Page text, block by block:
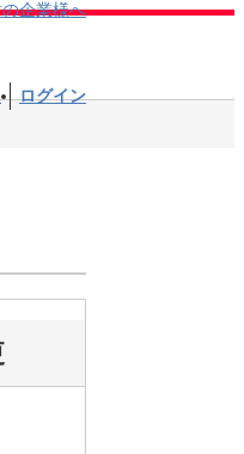
企業様へ
ログイン